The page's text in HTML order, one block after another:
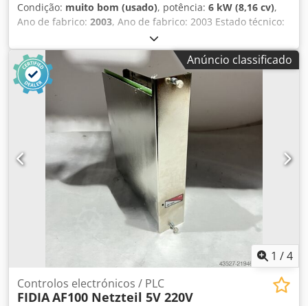
Condição: muito bom (usado), potência: 6 kW (8,16 cv),
Ano de fabrico: 2003, Ano de fabrico: 2003 Estado técnico:
muito bom Estado óptico: muito bom Danos: nenhum
Dcedpfju Hlgbox Anzok Contacte Ferdinand Pater para
mais informações.
Anúncio classificado
1 /4
Controlos electrónicos / PLC
FIDIAAF100 Netzteil 5V 220V